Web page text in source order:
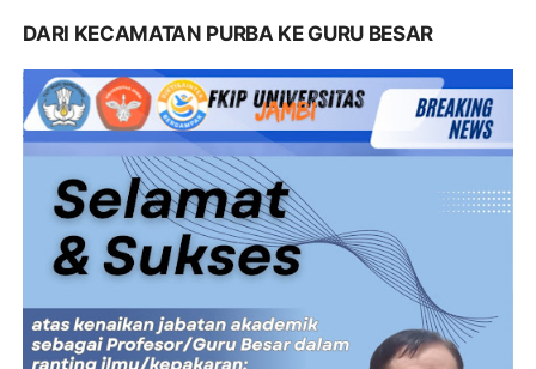
DARI KECAMATAN PURBA KE GURU BESAR